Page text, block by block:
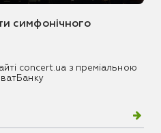
симфонічного
concert.ua з преміальною